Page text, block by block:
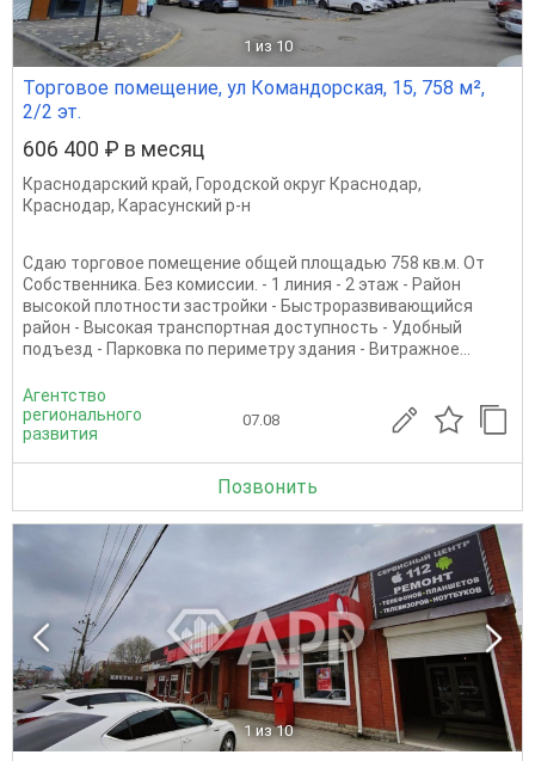
1 из 10
Торговое помещение, ул Командорская, 15, 758 м²,
2/2 эт.
606 400 ₽ в месяц
Краснодарский край, Городской округ Краснодар,
Краснодар, Карасунский р-н
Сдаю торговое помещение общей площадью 758 кв.м. От
Собственника. Без комиссии. - 1 линия - 2 этаж - Район
высокой плотности застройки - Быстроразвивающийся
район - Высокая транспортная доступность - Удобный
подъезд - Парковка по периметру здания - Витражное...
Агентство
регионального
развития
07.08
Позвонить
1 из 10